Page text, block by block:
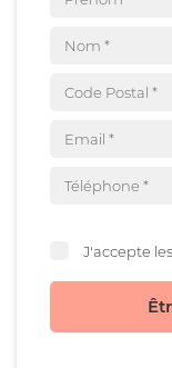
J'accepte les